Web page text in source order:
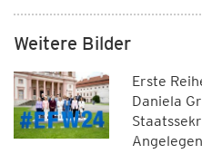
Weitere Bilder
Erste
Daniela